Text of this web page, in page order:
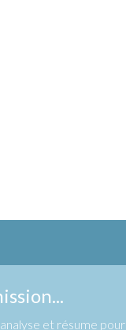
et résume pour